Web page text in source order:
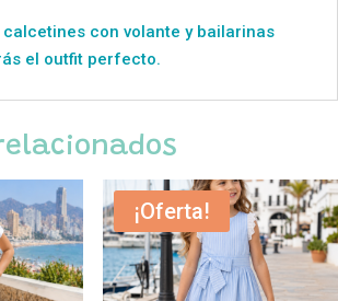
calcetines con volante y bailarinas
el outfit perfecto.
¡Oferta!